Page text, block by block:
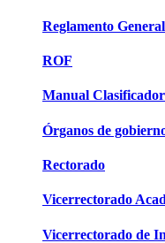
Reglamento General
ROF
Manual
Órganos de
Rectorado
Vicerrectorado
Vicerrectorado de